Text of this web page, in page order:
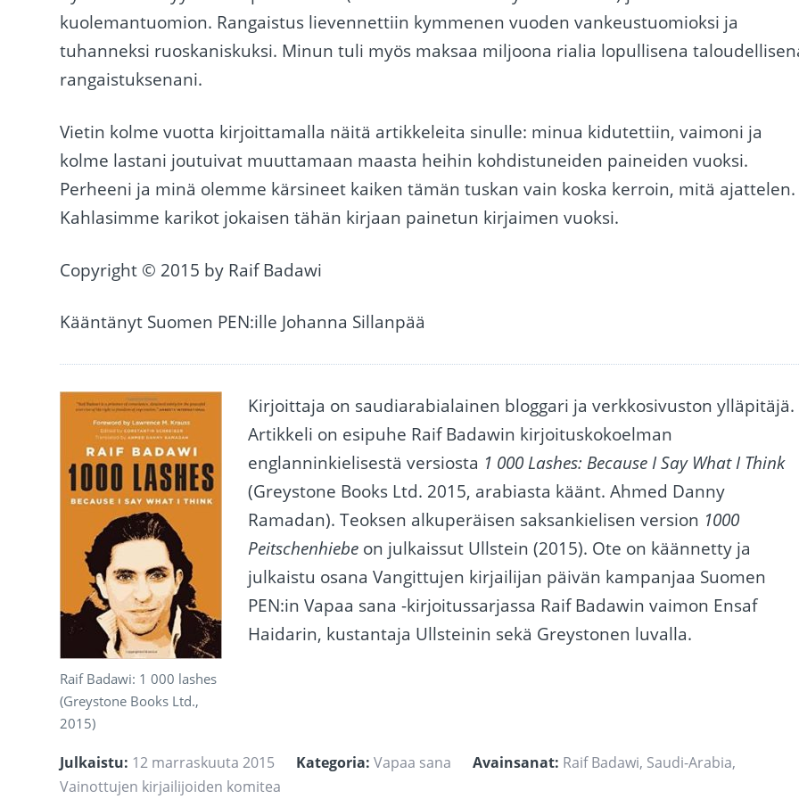
kuolemantuomion. Rangaistus lievennettiin kymmenen vuoden vankeustuomioksi ja
tuhanneksi ruoskaniskuksi. Minun tuli myös maksaa miljoona rialia lopullisena
rangaistuksenani.
Vietin kolme vuotta kirjoittamalla näitä artikkeleita sinulle: minua kidutettiin, vaimoni ja
kolme lastani joutuivat muuttamaan maasta heihin kohdistuneiden paineiden vuoksi.
Perheeni ja minä olemme kärsineet kaiken tämän tuskan vain koska kerroin, mitä ajattelen.
Kahlasimme karikot jokaisen tähän kirjaan painetun kirjaimen vuoksi.
Copyright © 2015 by Raif Badawi
Kääntänyt Suomen PEN:ille Johanna Sillanpää
Raif Badawi: 1 000 lashes
(Greystone Books Ltd.,
2015)
Kirjoittaja on saudiarabialainen bloggari ja verkkosivuston ylläpitäjä.
Artikkeli on esipuhe Raif Badawin kirjoituskokoelman
englanninkielisestä versiosta 1 000 Lashes: Because I Say What I Think
(Greystone Books Ltd. 2015, arabiasta käänt. Ahmed Danny
Ramadan). Teoksen alkuperäisen saksankielisen version 1000
Peitschenhiebe on julkaissut Ullstein (2015). Ote on käännetty ja
julkaistu osana Vangittujen kirjailijan päivän kampanjaa Suomen
PEN:in Vapaa sana -kirjoitussarjassa Raif Badawin vaimon Ensaf
Haidarin, kustantaja Ullsteinin sekä Greystonen luvalla.
Julkaistu: 12 marraskuuta 2015 Kategoria: Vapaa sana Avainsanat: Raif Badawi, Saudi-Arabia,
Vainottujen kirjailijoiden komitea